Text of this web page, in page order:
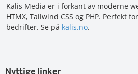
Kalis Media er i forkant av moderne
HTMX, Tailwind CSS og PHP. Perfekt
bedrifter. Se på kalis.no.